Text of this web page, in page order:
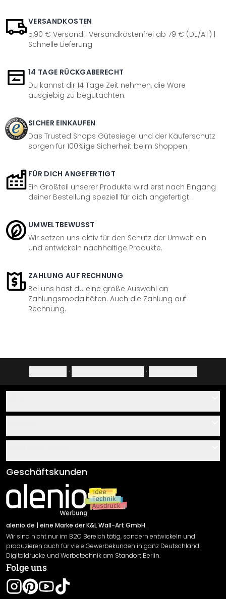
VERSANDKOSTEN
5,90 € Versand | Versandkostenfrei ab 79 € (DE/AT) |
Schnelle Lieferung
14 TAGE RÜCKGABERECHT
Du kannst dir 14 Tage Zeit nehmen, die Ware
ausgiebig zu begutachten.
SICHER EINKAUFEN
Das Trusted Shops Gütesiegel und der Käuferschutz
sorgen für 100%ige Sicherheit beim Shoppen.
FÜR DICH ANGEFERTIGT
Ein Großteil unserer Produkte wird erst nach Eingang
deiner Bestellung speziell für dich angefertigt.
UMWELTBEWUSST
Wir setzen uns aktiv für den Schutz der Umwelt ein
und entwickeln nachhaltige Produkte.
ZAHLUNG AUF RECHNUNG
Bei uns hast du eine große Auswahl an
Zahlungsmodalitäten. Auch die Zahlung auf
Rechnung.
· ·
Über uns
Klebe- und Montageanleitungen
Newsletter An-/Abmeldung
Sendungsverfolgung
AGB
Impressum
Versand & Zahlung
Rücksendung
Widerrufsrecht
Datenschutzerklärung
Gewährleistung
Leistungserklärung / CE-Zeichen
Geschäftskunden
alenio.de | eine Marke der K&L Wall-Art GmbH.
Wir sind nicht nur im B2C Bereich tätig, sondern entwickeln und
produzieren auch für viele Gewerbekunden in ganz Deutschland
Digitaldrucke und Werbetechnik am Standort Berlin.
Folge uns